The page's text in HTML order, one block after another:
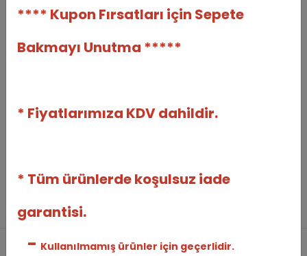
Polikarbon Yuvarlak Karışık
- 103
İMPLAST
**** Kupon Fırsatları için Sepete
Bakmayı Unutma *****
* Fiyatlarımıza KDV dahildir.
* Tüm ürünlerde koşulsuz iade
garantisi.
- Kullanılmamış ürünler için geçerlidir.